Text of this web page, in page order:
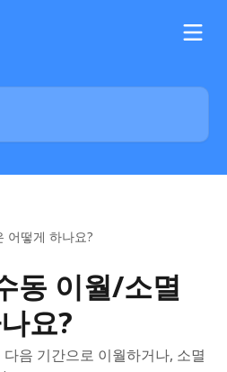
어떻게 하나요?
동 이월/소멸
요?
음 기간으로 이월하거나, 소멸